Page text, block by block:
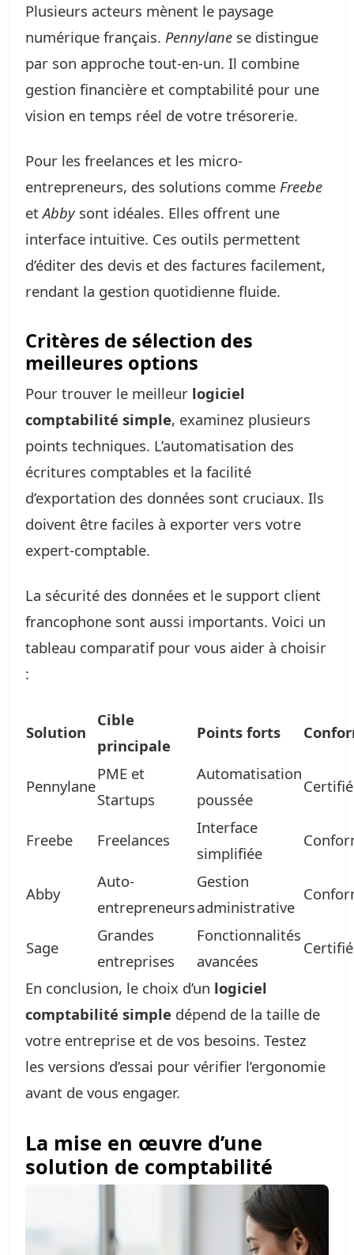
Plusieurs acteurs mènent le paysage
numérique français. Pennylane se distingue
par son approche tout-en-un. Il combine
gestion financière et comptabilité pour une
vision en temps réel de votre trésorerie.
Pour les freelances et les micro-
entrepreneurs, des solutions comme Freebe
etAbbysont idéales. Elles offrent une
interface intuitive. Ces outils permettent
d’éditer des devis et des factures facilement,
rendant la gestion quotidienne fluide.
Critères de sélection des
meilleures options
Pour trouver le meilleur logiciel
comptabilité simple, examinez plusieurs
points techniques. L’automatisation des
écritures comptables et la facilité
d’exportation des données sont cruciaux. Ils
doivent être faciles à exporter vers votre
expert-comptable.
La sécurité des données et le support client
francophone sont aussi importants. Voici un
tableau comparatif pour vous aider à choisir
:
Solution
Cible
principale
Points forts
Pennylane
PME et
Startups
Automatisation
poussée
Certifié
Freebe Freelances
Interface
simplifiée
Abby
Auto-
entrepreneurs
Gestion
administrative
Sage
Grandes
entreprises
Fonctionnalités
avancées
Certifié
En conclusion, le choix d’un logiciel
comptabilité simple dépend de la taille de
votre entreprise et de vos besoins. Testez
les versions d’essai pour vérifier l’ergonomie
avant de vous engager.
La mise en œuvre d’une
solution de comptabilité